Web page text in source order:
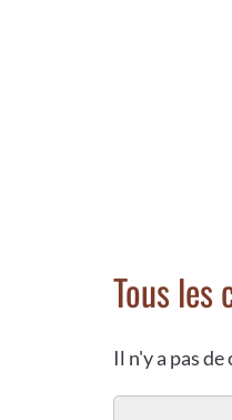
Tous les
Il n'y a pas